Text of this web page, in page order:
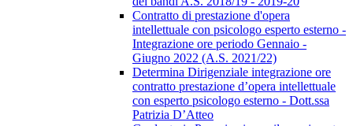
Contratto di prestazione d'opera
intellettuale con psicologo esperto esterno -
Integrazione ore periodo Gennaio -
Giugno 2022 (A.S. 2021/22)
Determina Dirigenziale integrazione ore
contratto prestazione d’opera intellettuale
con esperto psicologo esterno - Dott.ssa
Patrizia D’Atteo